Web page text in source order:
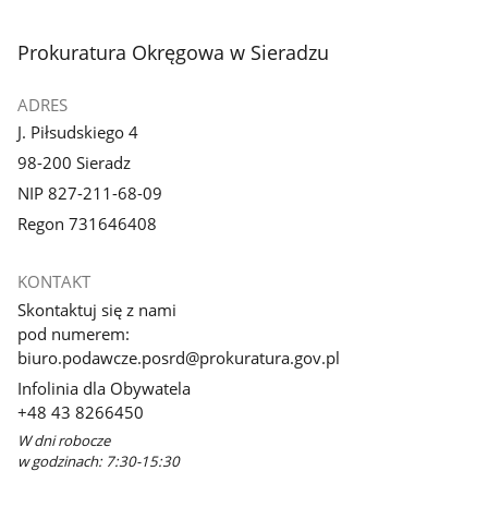
stopka
Prokuratura Okręgowa w Sieradzu
ADRES
J. Piłsudskiego 4
98-200 Sieradz
NIP 827-211-68-09
Regon 731646408
KONTAKT
Skontaktuj się z nami
pod numerem:
biuro.podawcze.posrd@prokuratura.gov.pl
Infolinia dla Obywatela
+48 43 8266450
W dni robocze
w godzinach: 7:30-15:30